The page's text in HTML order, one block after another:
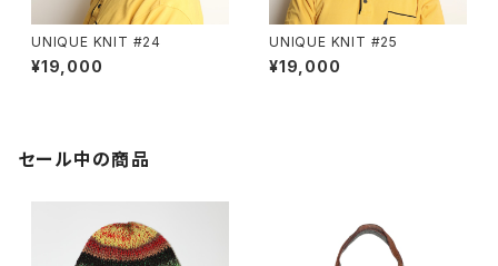
UNIQUE KNIT #24
¥19,000
UNIQUE KNIT #25
¥19,000
セール中の商品